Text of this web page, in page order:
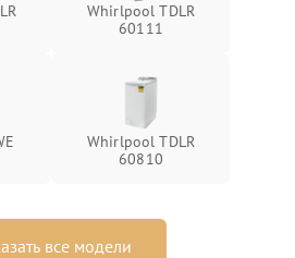
Whirlpool TDLR
60111
Whirlpool TDLR
60810
все модели